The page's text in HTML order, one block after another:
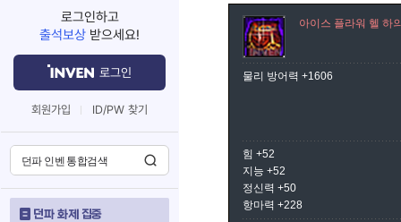
로그인하고
출석보상 받으세요!
로그인
회원가입 ID/PW 찾기
던파 화제 집중
아이스 플라워 헬 하
물리 방어력 +1606
힘 +52
지능 +52
정신력 +50
항마력 +228